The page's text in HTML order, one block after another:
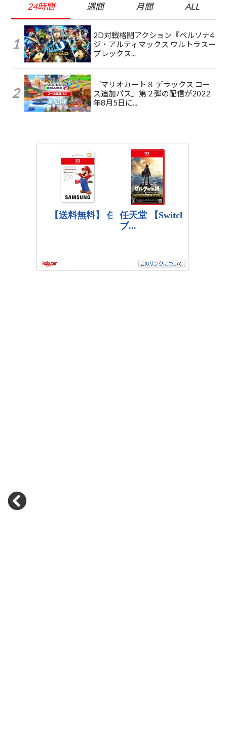
24時間 週間 月間 ALL
2D対戦格闘アクション『ペルソナ4
ジ・アルティマックス ウルトラスー
プレックス...
『マリオカート８ デラックス コー
ス追加パス』第２弾の配信が2022
年8月5日に...